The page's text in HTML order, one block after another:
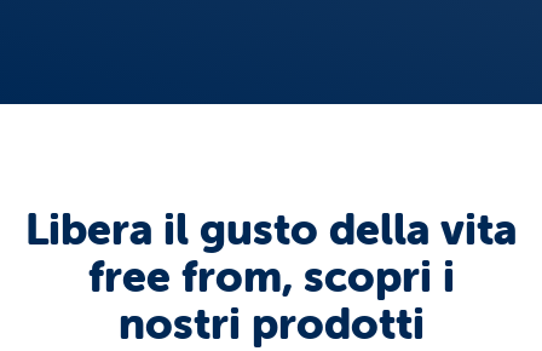
Libera il gusto della vita
free from, scopri i
nostri prodotti